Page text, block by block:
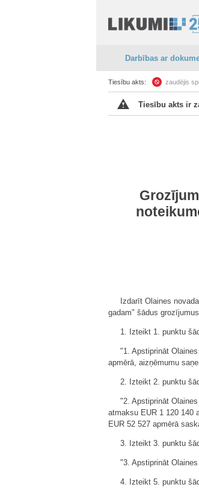
Darbības ar
Tiesību akts: zaudējis
Tiesību akts ir
Izdarīt Olaines
gadam" šādus
1. Izteikt 1. punktu
"1. Apstiprināt
apmērā, aizņēmumu
2. Izteikt 2. punktu
"2. Apstiprināt
atmaksu EUR 1 120 140
EUR 52 527 apmērā
3. Izteikt 3. punktu
"3. Apstiprināt
4. Izteikt 5. punktu